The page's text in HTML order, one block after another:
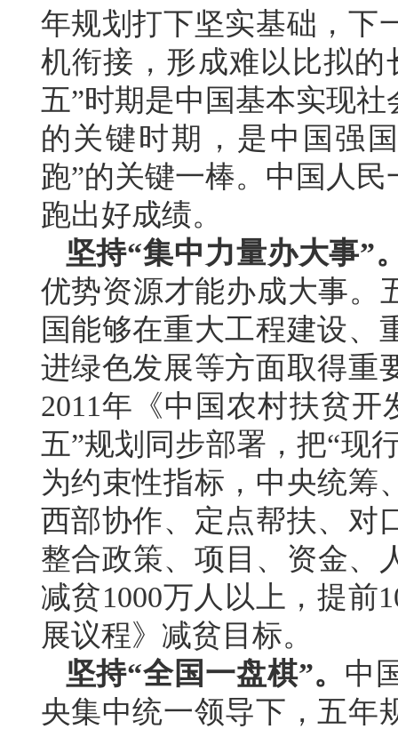
年规划打下坚实基础，下
机衔接，形成难以比拟
五”时期是中国基本实现
的关键时期，是中国强
跑”的关键一棒。中国人
跑出好成绩。
坚持“集中力量办大事”
优势资源才能办成大事。
国能够在重大工程建设、
进绿色发展等方面取得重
2011年《中国农村扶贫开
五”规划同步部署，把“现
为约束性指标，中央统筹
西部协作、定点帮扶、对
整合政策、项目、资金、
减贫1000万人以上，提前
展议程》减贫目标。
坚持“全国一盘棋”。 中
央集中统一领导下，五年